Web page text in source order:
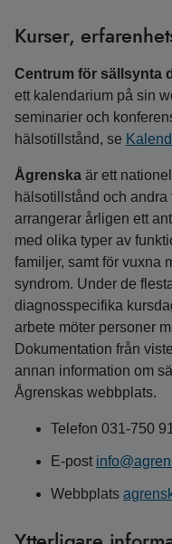
Kurser,
Centrum för sällsynta
ett kalendarium på sin
seminarier och
hälsotillstånd, se
Ågrenska är ett
hälsotillstånd och
arrangerar årligen ett
med olika typer av
familjer, samt för vuxna
syndrom. Under de
diagnosspecifika
arbete möter personer
Dokumentation från
annan information om
Ågrenskas webbplats.
Telefon 031-750
E-post
Webbplats